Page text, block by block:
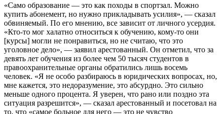
«Само образование — это как походы в спортзал. Можно
купить абонемент, но нужно прикладывать усилия», — сказал
обвиняемый. По его мнению, все зависит от личного усердия.
«Кто-то мог халатно относиться к обучению, кому-то они
[курсы] могли не понравиться, но не считаю, что это
уголовное дело», — заявил арестованный. Он отметил, что за
девять лет обучения из более чем 50 тысяч студентов в
правоохранительные органы обратились лишь восемь
человек. «Я не особо разбираюсь в юридических вопросах, но,
мне кажется, это недоразумение, это абсурдно. Это сильно
меньше одного процента. Я уверен, что рано или поздно эта
ситуация разрешится», — сказал арестованный и посетовал на
то, что «самое больное для него — это не чувство